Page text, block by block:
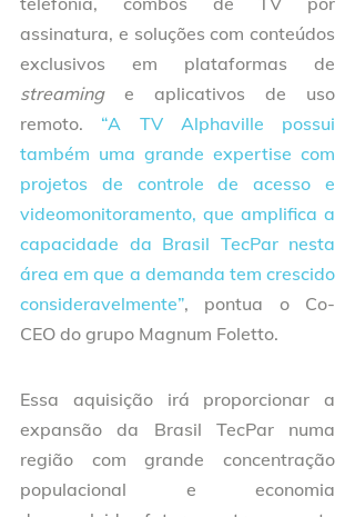
assinatura, e soluções com conteúdos
streaming e aplicativos de uso
remoto. “A TV Alphaville possui
também uma grande expertise com
projetos de controle de acesso e
videomonitoramento, que amplifica a
capacidade da Brasil TecPar nesta
área em que a demanda tem crescido
consideravelmente”, pontua o Co-
CEO do grupo Magnum Foletto.
Essa aquisição irá proporcionar a
expansão da Brasil TecPar numa
região com grande concentração
populacional e economia